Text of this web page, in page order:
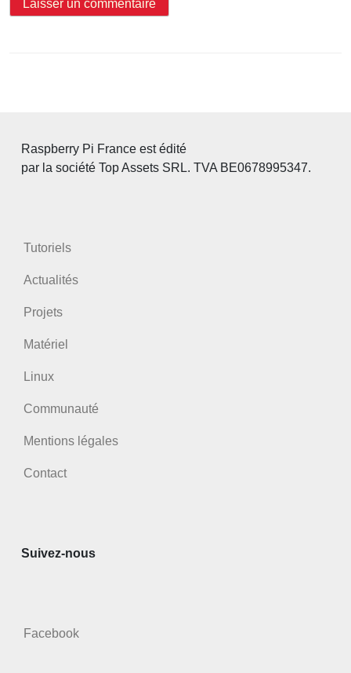
Raspberry Pi France est édité
par la société Top Assets SRL. TVA BE0678995347.
Tutoriels
Actualités
Projets
Matériel
Linux
Communauté
Mentions légales
Contact
Suivez-nous
Facebook